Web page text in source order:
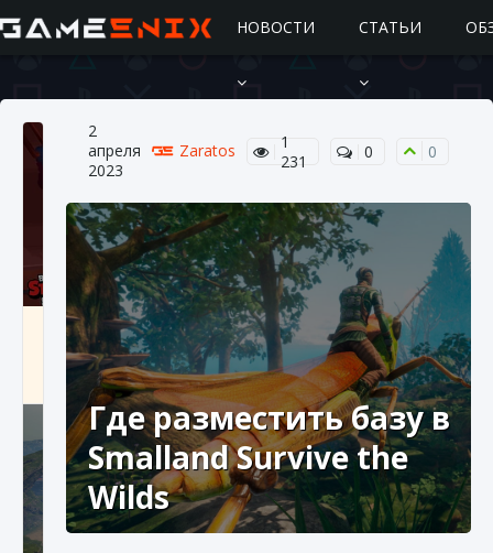
НОВОСТИ СТАТЬИ
Подробное руководство по получению
самоцветов Brawl Stars
10 августа 2024 2 685 0 1
2
апреля
2023
Zaratos
1
231
0 0
Где разместить базу в
Smalland Survive the
Wilds